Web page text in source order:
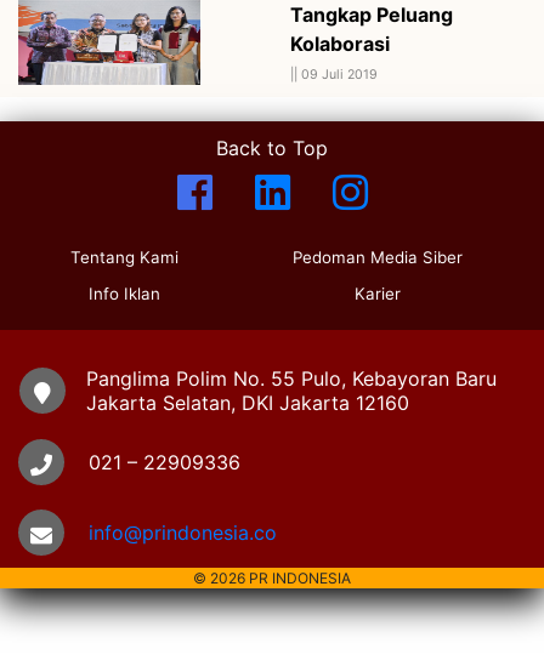
Tangkap Peluang
Kolaborasi
09 Juli 2019
Back to Top
Tentang Kami
Info Iklan
Pedoman Media Siber
Karier
Panglima Polim No. 55 Pulo, Kebayoran Baru
Jakarta Selatan, DKI Jakarta 12160
021 – 22909336
info@prindonesia.co
© 2026 PR INDONESIA